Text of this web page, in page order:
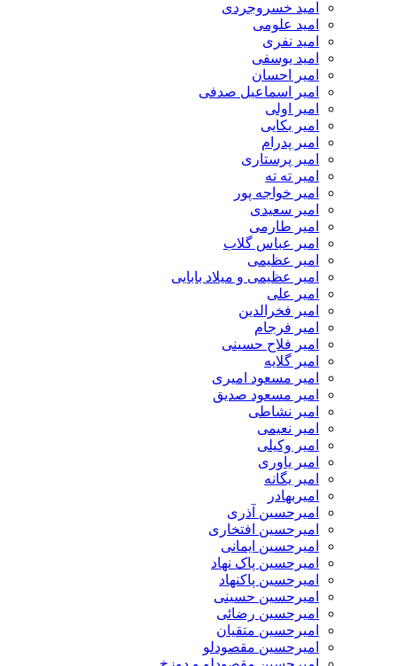
امید خسروجردی
امید علومی
امید نفری
امید یوسفی
امیر احسان
امیر اسماعیل صدفی
امیر اولی
امیر بکایی
امیر پدرام
امیر پرستاری
امیر ته ته
امیر خواجه پور
امیر سعیدی
امیر طارمی
امیر عباس گلاب
امیر عظیمی
امیر عظیمی و میلاد بابایی
امیر علی
امیر فخرالدین
امیر فرجام
امیر فلاح حسینی
امیر گلایه
امیر مسعود امیری
امیر مسعود صدیق
امیر نشاطی
امیر نعیمی
امیر وکیلی
امیر یاوری
امیر یگانه
امیربهادر
امیرحسین آذری
امیرحسین افتخاری
امیرحسین ایمانی
امیرحسین پاک نهاد
امیرحسین پاکنهاد
امیرحسین حسینی
امیرحسین رضائی
امیرحسین متقیان
امیرحسین مقصودلو